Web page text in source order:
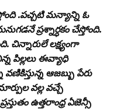
.పచ్చటి మన్యాన్ని ఓ
ప్రశ్నార్ధకం చేస్తోంది.
చిన్నారులే లక్ష్యంగా
పిల్లలు ఈవ్యాధి
ఆజబ్బు పేరు
వల్ల వచ్చే
ఉత్తరాంధ్ర ఏజెన్సీ